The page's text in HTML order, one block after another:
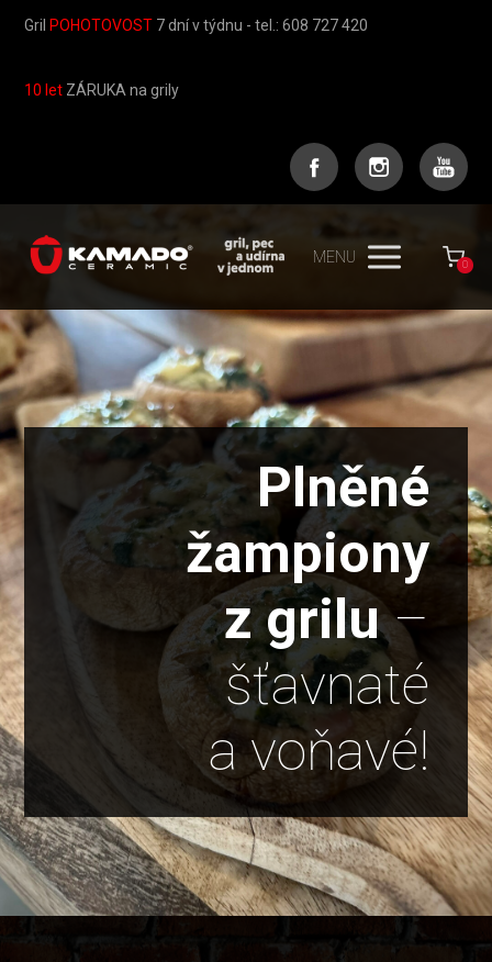
Gril POHOTOVOST 7 dní v týdnu - tel.: 608 727 420
10 let ZÁRUKA na grily
MENU 0
Plněné
žampiony
z grilu–
šťavnaté
a voňavé!